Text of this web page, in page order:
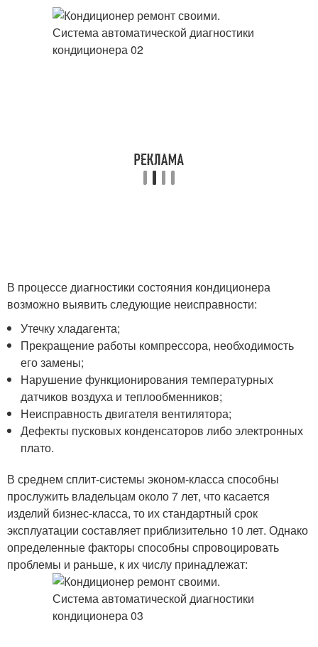
В процессе диагностики состояния кондиционера
возможно выявить следующие неисправности:
Утечку хладагента;
Прекращение работы компрессора, необходимость
его замены;
Нарушение функционирования температурных
датчиков воздуха и теплообменников;
Неисправность двигателя вентилятора;
Дефекты пусковых конденсаторов либо электронных
плато.
В среднем сплит-системы эконом-класса способны
прослужить владельцам около 7 лет, что касается
изделий бизнес-класса, то их стандартный срок
эксплуатации составляет приблизительно 10 лет. Однако
определенные факторы способны спровоцировать
проблемы и раньше, к их числу принадлежат: